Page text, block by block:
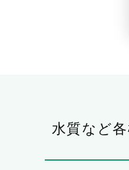
水質など